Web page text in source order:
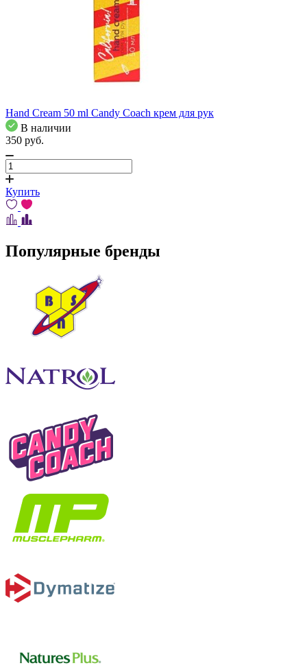
Hand Cream 50 ml Candy Coach крем для рук
В наличии
350 pуб.
Купить
Популярные бренды